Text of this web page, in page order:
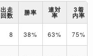
出走
回数 勝率 連対
率
3着
内率
8 38% 63% 75%